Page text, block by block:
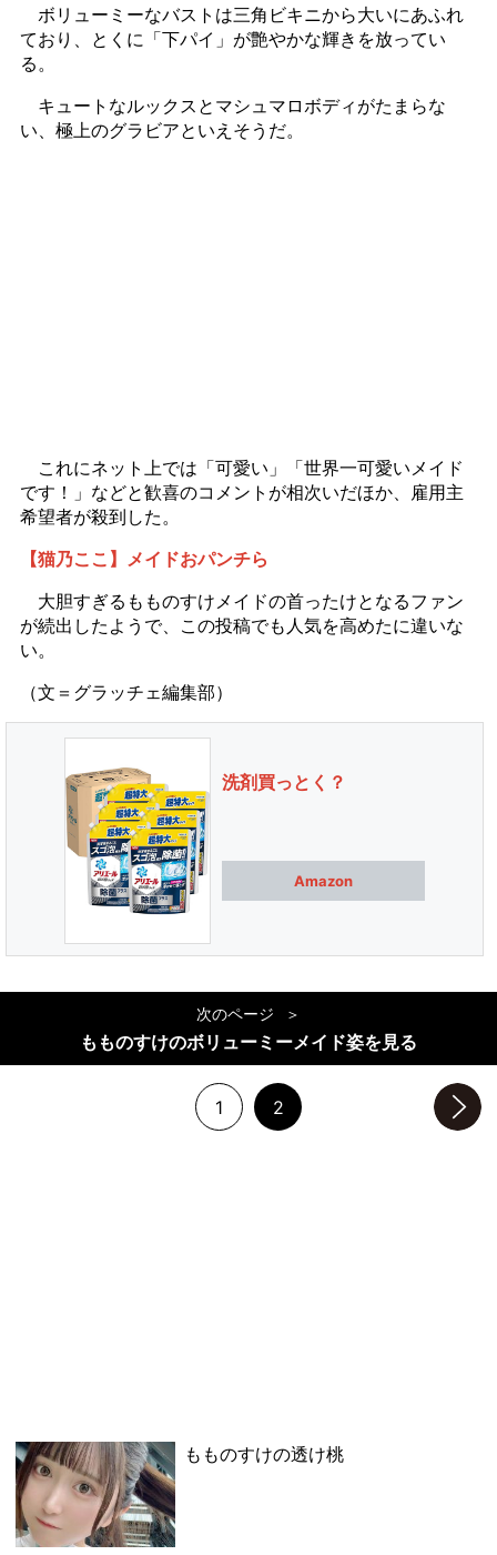
ボリューミーなバストは三角ビキニから大いにあふれ
ており、とくに「下パイ」が艶やかな輝きを放ってい
る。
キュートなルックスとマシュマロボディがたまらな
い、極上のグラビアといえそうだ。
これにネット上では「可愛い」「世界一可愛いメイド
です！」などと歓喜のコメントが相次いだほか、雇用主
希望者が殺到した。
【猫乃ここ】メイドおパンチら
大胆すぎるもものすけメイドの首ったけとなるファン
が続出したようで、この投稿でも人気を高めたに違いな
い。
（文＝グラッチェ編集部）
洗剤買っとく？
Amazon
次のページ
もものすけのボリューミーメイド姿を見る
1 2
もものすけの透け桃